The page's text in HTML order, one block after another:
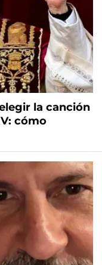
la canción
cómo